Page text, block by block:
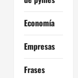
Economía
Empresas
Frases